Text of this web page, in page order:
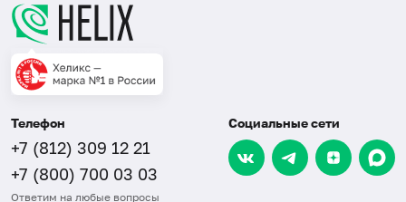
Телефон
+7 (812) 309 12 21
+7 (800) 700 03 03
Ответим на любые вопросы
Социальные сети